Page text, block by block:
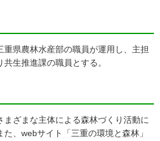
県農林水産部の職員が運用し、主担
生推進課の職員とする。
ざまな主体による森林づくり活動に
、webサイト「三重の環境と森林」